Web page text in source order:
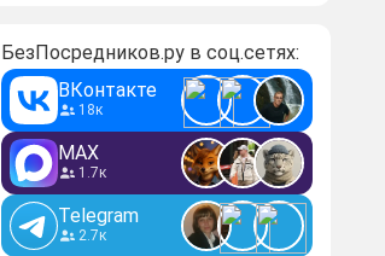
БезПосредников.ру в соц.сетях:
ВКонтакте
18к
MAX
1.7к
Telegram
2.7к